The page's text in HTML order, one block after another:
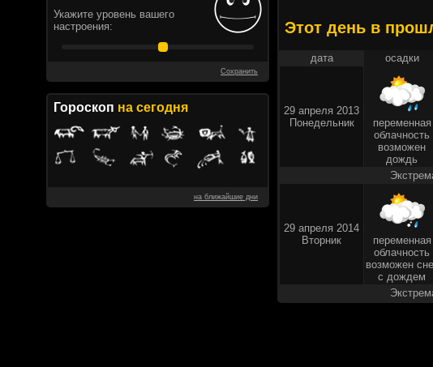
Укажите уровень вашего
настроения:
Сохранить
Гороскоп на сегодня
на ближайшие дни
Этот день в
дата осадки
29 апреля 2013
Понедельник
переменная
облачность
возможен
дождь
29 апреля 2014
Вторник
переменная
облачность
возможен
с дождем